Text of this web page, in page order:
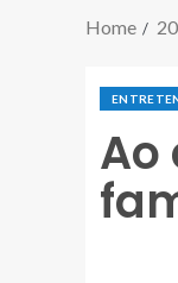
Home
Ao